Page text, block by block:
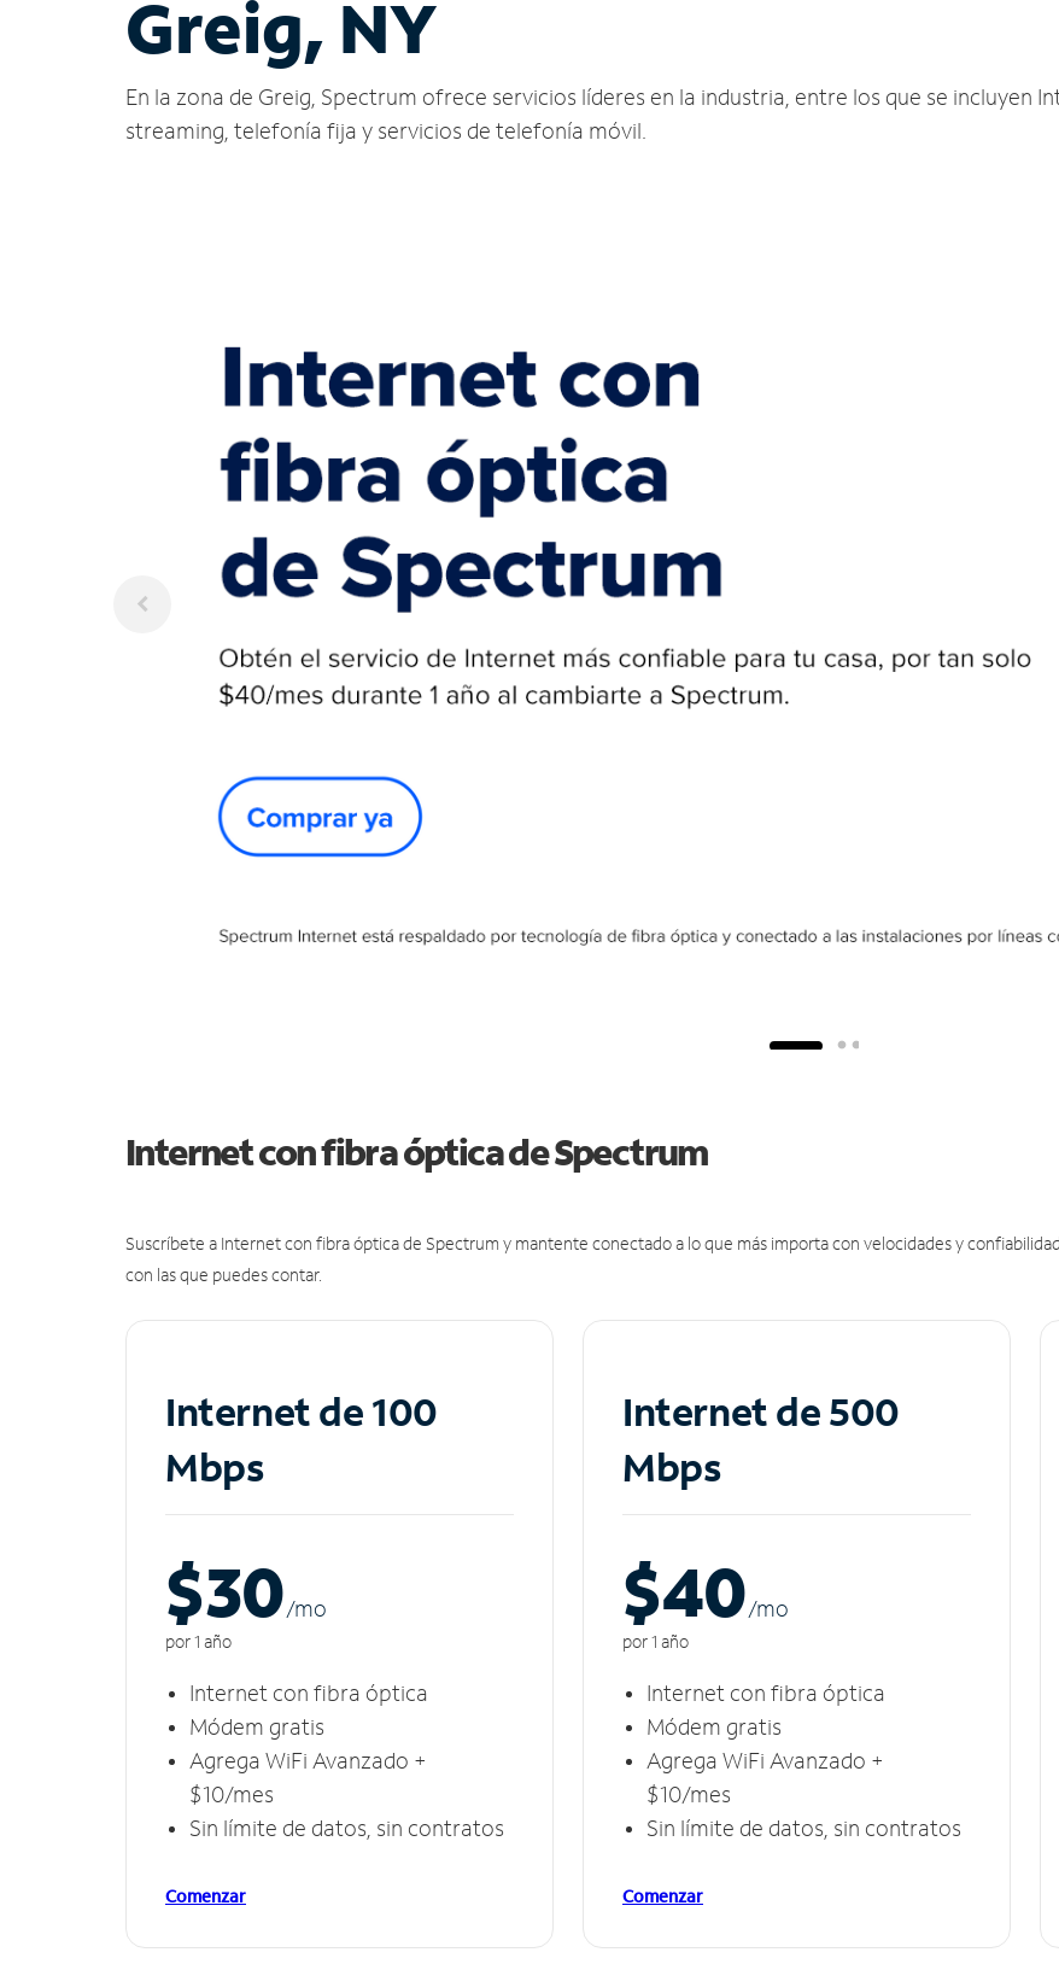
Greig, NY
En la zona de Greig, Spectrum ofrece servicios líderes en la industria, entre los que se incluyen
streaming, telefonía fija y servicios de telefonía móvil.
Internet con fibra óptica de Spectrum
Suscríbete a Internet con fibra óptica de Spectrum y mantente conectado a lo que más importa con velocidades y confiabilidad
con las que puedes contar.
Internet de 100
Mbps
$30/mo
por 1 año
Internet con fibra óptica
Módem gratis
Agrega WiFi Avanzado +
$10/mes
Sin límite de datos, sin contratos
Comenzar
Internet de 500
Mbps
$40/mo
por 1 año
Internet con fibra óptica
Módem gratis
Agrega WiFi Avanzado +
$10/mes
Sin límite de datos, sin contratos
Comenzar